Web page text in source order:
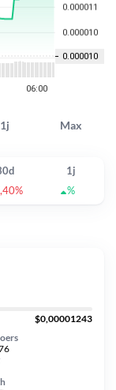
1j Max
1j
%
$0,00001243